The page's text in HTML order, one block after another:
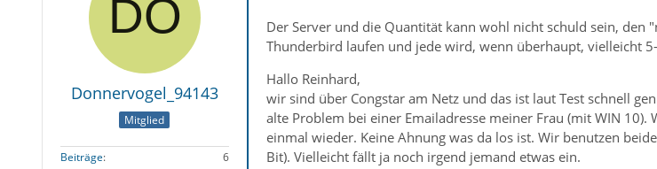
Donnervogel_94143
Mitglied
Beiträge
6
Der Server und die Quantität kann wohl nicht schuld sein,
Thunderbird laufen und jede wird, wenn überhaupt, vielleicht
Hallo Reinhard,
wir sind über Congstar am Netz und das ist laut Test schnell
alte Problem bei einer Emailadresse meiner Frau (mit WIN
einmal wieder. Keine Ahnung was da los ist. Wir benutzen
Bit). Vielleicht fällt ja noch irgend jemand etwas ein.